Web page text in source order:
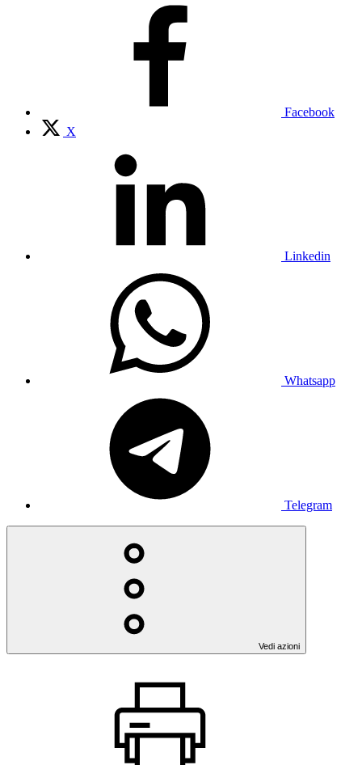
Facebook
X
Linkedin
Whatsapp
Telegram
Vedi azioni